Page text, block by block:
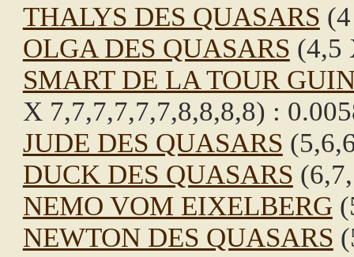
THALYS DES QUASARS
OLGA DES QUASARS (4,5
SMART DE LA TOUR
X 7,7,7,7,7,7,8,8,8,8) :
JUDE DES QUASARS
DUCK DES QUASARS
NEMO VOM EIXELBERG
NEWTON DES QUASARS